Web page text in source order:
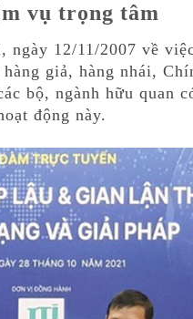
vụ trọng tâm
12/11/2007 về
giả, hàng nhái,
bộ, ngành hữu quan
động này.